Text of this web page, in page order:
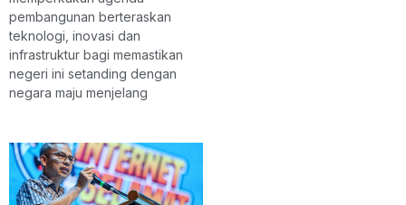
pembangunan berteraskan
teknologi, inovasi dan
infrastruktur bagi memastikan
negeri ini setanding dengan
negara maju menjelang